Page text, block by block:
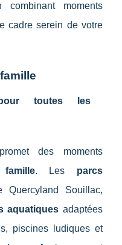
combinant moments
cadre serein de votre
toutes les
des moments
famille. Les parcs
Souillac,
aquatiques adaptées
piscines ludiques et